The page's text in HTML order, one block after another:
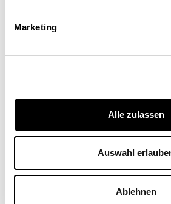
Marketing
Alle zulassen
Auswahl
Ablehnen
Massnahmen der
Steuerrulings). Ebenso
Garantien oder Bürgschaften,
Unternehmen von
Diese
wir vor aktuell.
Service public in Gefahr?